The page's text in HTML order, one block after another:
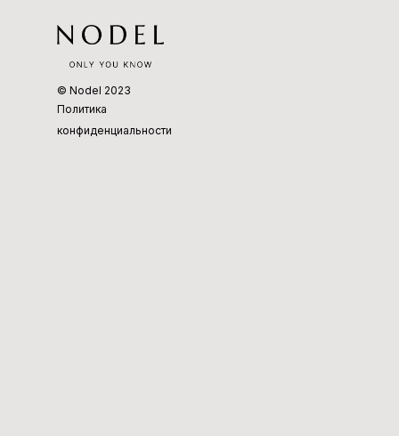
© Nodel 2023
Политика
конфиденциальности